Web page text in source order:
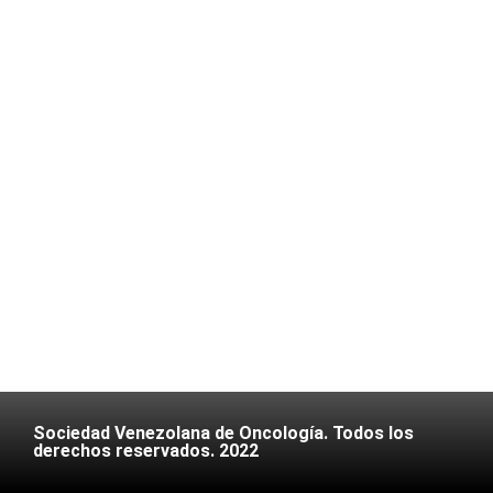
Sociedad Venezolana de Oncología. Todos los
derechos reservados. 2022